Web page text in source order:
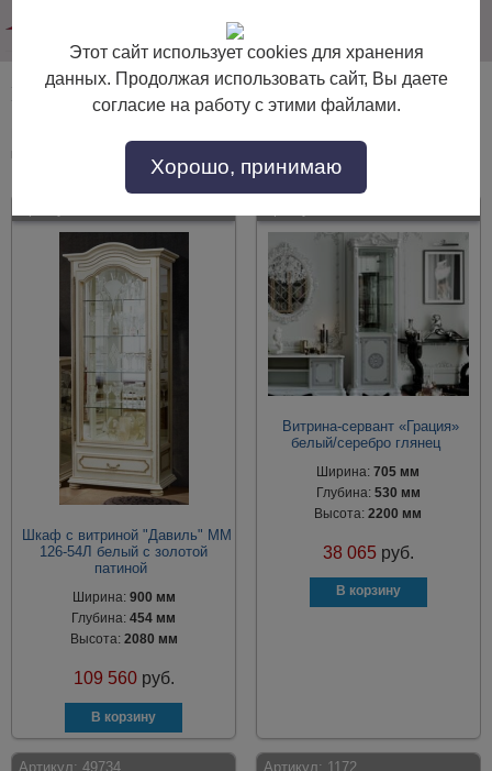
Гостиные в гостиную комнату
Шкаф с витриной "Давиль" ММ
126-54Л белый с золотой
патиной
Ширина: 900 мм
Глубина:454 мм
Высота: 2080 мм
109 560 руб.
Витрина-сервант «Грация»
белый/серебро глянец
Ширина:705 мм
Глубина: 530 мм
Высота:2200 мм
38 065 руб.
Артикул: 49734 Артикул: 1172
Этот сайт использует cookies для хранения
данных. Продолжая использовать сайт, Вы даете
согласие на работу с этими файлами.
Хорошо, принимаю